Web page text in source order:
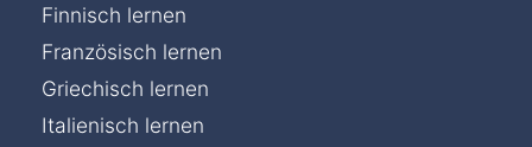
Finnisch lernen
Französisch lernen
Griechisch lernen
Italienisch lernen